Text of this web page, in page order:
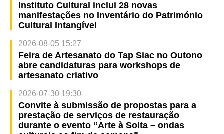
Instituto Cultural inclui 28 novas
manifestações no Inventário do Património
Cultural Intangível
2026-08-05 15:27
Feira de Artesanato do Tap Siac no Outono
abre candidaturas para workshops de
artesanato criativo
2026-07-30 19:30
Convite à submissão de propostas para a
prestação de serviços de restauração
durante o evento “Arte à Solta – ondas